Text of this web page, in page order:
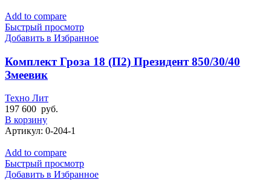
Add to compare
Быстрый просмотр
Добавить в Избранное
Комплект Гроза 18 (П2) Президент 850/30/40
Змеевик
Техно Лит
197 600 руб.
В корзину
Артикул: 0-204-1
Add to compare
Быстрый просмотр
Добавить в Избранное